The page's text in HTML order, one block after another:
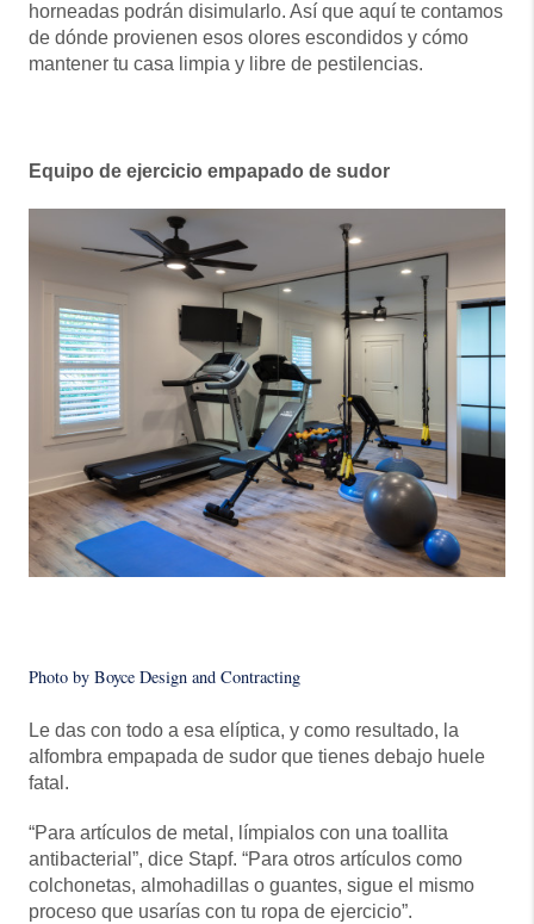
horneadas podrán disimularlo. Así que aquí te contamos
de dónde provienen esos olores escondidos y cómo
mantener tu casa limpia y libre de pestilencias.
Equipo de ejercicio empapado de sudor
Photo by Boyce Design and Contracting
Le das con todo a esa elíptica, y como resultado, la
alfombra empapada de sudor que tienes debajo huele
fatal.
“Para artículos de metal, límpialos con una toallita
antibacterial”, dice Stapf. “Para otros artículos como
colchonetas, almohadillas o guantes, sigue el mismo
proceso que usarías con tu ropa de ejercicio”.